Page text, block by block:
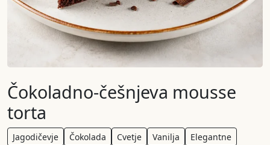
Čokoladno-češnjeva mousse
torta
Jagodičevje Čokolada Cvetje Vanilja Elegantne